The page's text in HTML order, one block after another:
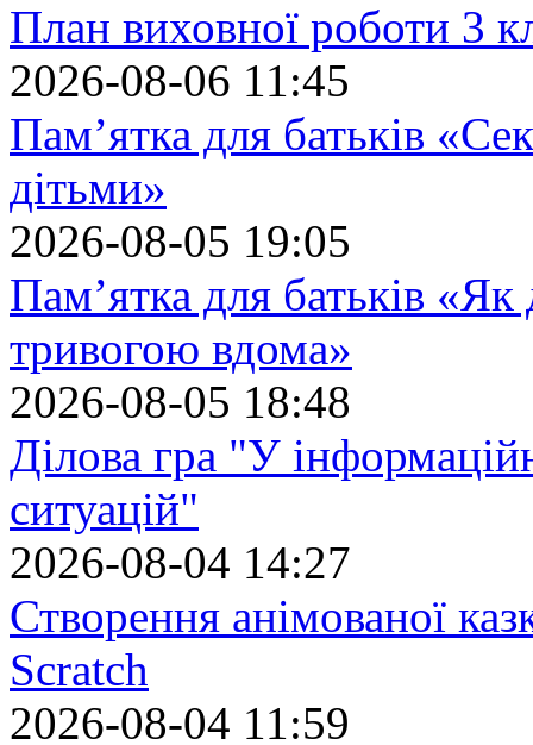
План виховної роботи 3
2026-08-06 11:45
Пам’ятка для батьків
дітьми»
2026-08-05 19:05
Пам’ятка для батьків
тривогою вдома»
2026-08-05 18:48
Ділова гра "У
ситуацій"
2026-08-04 14:27
Створення анімованої
Scratch
2026-08-04 11:59